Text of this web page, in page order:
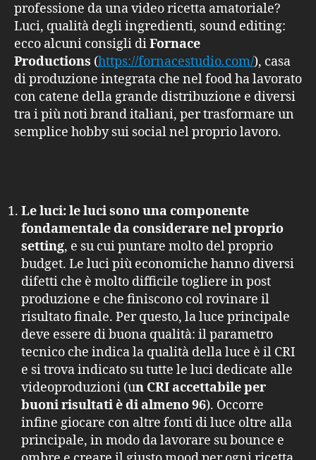
professione da una video ricetta amatoriale?
Luci, qualità degli ingredienti, sound editing:
ecco alcuni consigli diFornace
Productions (https://fornacestudio.com/), casa
di produzione integrata che nel food ha lavorato
con catene della grande distribuzione e diversi
tra i più noti brand italiani, per trasformare un
semplice hobby sui social nel proprio lavoro.
Le luci:le luci sono una componente
fondamentale da considerare nel proprio
setting, e su cui puntare molto del proprio
budget. Le luci più economiche hanno diversi
difetti che è molto difficile togliere in post
produzione e che finiscono col rovinare il
risultato finale. Per questo, la luce principale
deve essere di buona qualità: il parametro
tecnico che indica la qualità della luce è il CRI
e si trova indicato su tutte le luci dedicate alle
videoproduzioni (un CRI accettabile per
buoni risultati è di almeno 96). Occorre
infine giocare con altre fonti di luce oltre alla
principale, in modo da lavorare su bounce e